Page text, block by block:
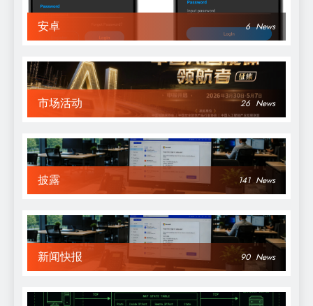
安卓 6 News
市场活动 26 News
披露 141 News
新闻快报 90 News